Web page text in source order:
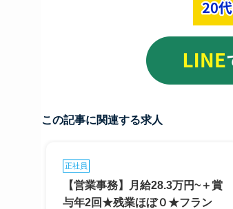
この記事に関連する求人
正社員
【営業事務】月給28.3万円~＋賞
与年2回★残業ほぼ０★フラン